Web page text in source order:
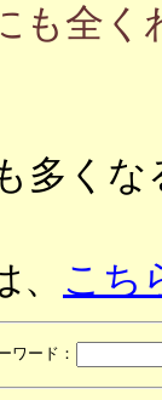
も全く
多く
こち
ード：